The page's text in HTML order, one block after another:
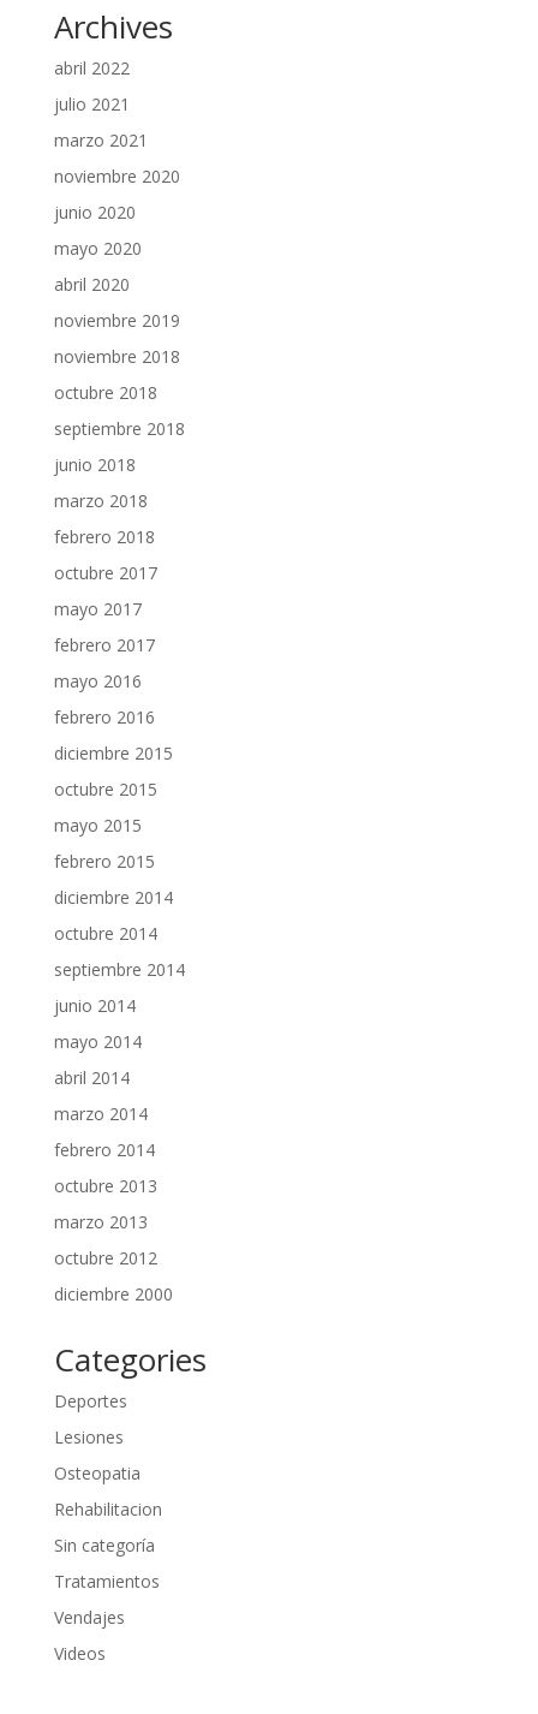
Archives
abril 2022
julio 2021
marzo 2021
noviembre 2020
junio 2020
mayo 2020
abril 2020
noviembre 2019
noviembre 2018
octubre 2018
septiembre 2018
junio 2018
marzo 2018
febrero 2018
octubre 2017
mayo 2017
febrero 2017
mayo 2016
febrero 2016
diciembre 2015
octubre 2015
mayo 2015
febrero 2015
diciembre 2014
octubre 2014
septiembre 2014
junio 2014
mayo 2014
abril 2014
marzo 2014
febrero 2014
octubre 2013
marzo 2013
octubre 2012
diciembre 2000
Categories
Deportes
Lesiones
Osteopatia
Rehabilitacion
Sin categoría
Tratamientos
Vendajes
Videos